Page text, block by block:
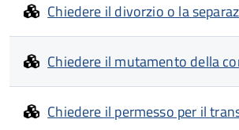
Chiedere il divorzio o la
Chiedere il mutamento della
Chiedere il permesso per il